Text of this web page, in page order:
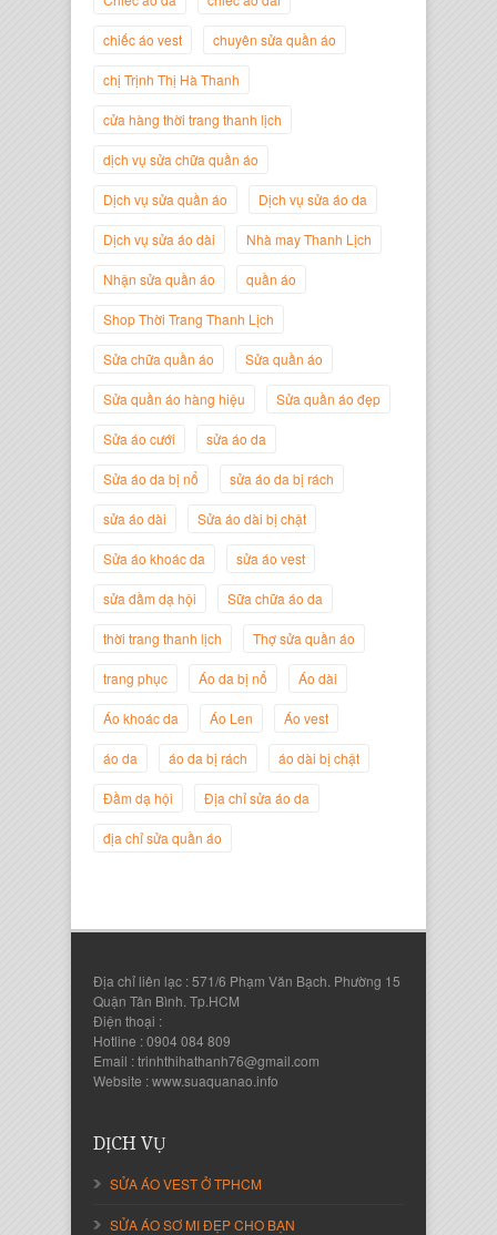
Trịnh Thị Hà Thanh
Trang Thanh Lịch
Giám Đốc Công ty Cây Xanh Gia
Nguyễn Đắc Định
Giám Đốc Công ty Twist Potato
Nguyễn Thanh Sang
chiếc áo vest chuyên sửa quần áo
chị Trịnh Thị Hà Thanh
cửa hàng thời trang thanh lịch
dịch vụ sửa chữa quần áo
Dịch vụ sửa quần áo Dịch vụ sửa áo da
Dịch vụ sửa áo dài Nhà may Thanh Lịch
Nhận sửa quần áo quần áo
Shop Thời Trang Thanh Lịch
Sửa chữa quần áo Sửa quần áo
Sửa quần áo hàng hiệu Sửa quần áo đẹp
Sửa áo cưới sửa áo da
Sửa áo da bị nổ sửa áo da bị rách
sửa áo dài Sửa áo dài bị chật
Sửa áo khoác da sửa áo vest
sửa đầm dạ hội Sữa chữa áo da
thời trang thanh lịch Thợ sửa quần áo
trang phục Áo da bị nổ Áo dài
Áo khoác da Áo Len Áo vest
áo da áo da bị rách áo dài bị chật
Đầm dạ hội Địa chỉ sửa áo da
địa chỉ sửa quần áo
Địa chỉ liên lạc : 571/6 Phạm Văn Bạch. Phường 15
Quận Tân Bình. Tp.HCM
Điện thoại :
Hotline : 0904 084 809
Email : trinhthihathanh76@gmail.com
Website : www.suaquanao.info
DỊCH VỤ
SỬA ÁO VEST Ở TPHCM
SỬA ÁO SƠ MI ĐẸP CHO BẠN